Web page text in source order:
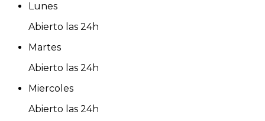
Lunes
Abierto las 24h
Martes
Abierto las 24h
Miercoles
Abierto las 24h